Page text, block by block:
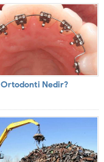
Ortodonti Nedir?